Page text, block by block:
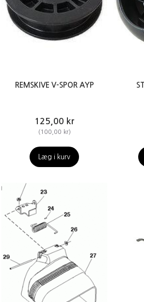
REMSKIVE V-SPOR AYP
125,00 kr
(100,00 kr)
Læg i kurv